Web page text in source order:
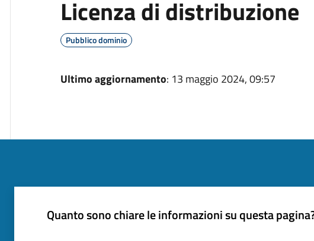
Licenza di distribuzione
Pubblico dominio
Ultimo aggiornamento: 13 maggio 2024, 09:57
Quanto sono chiare le informazioni su questa